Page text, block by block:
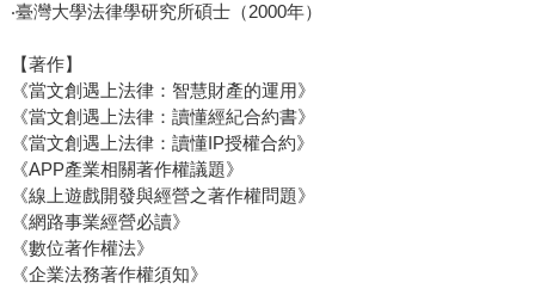
‧臺灣大學法律學研究所碩士（2000年）
【著作】
《當文創遇上法律：智慧財產的運用》
《當文創遇上法律：讀懂經紀合約書》
《當文創遇上法律：讀懂IP授權合約》
《APP產業相關著作權議題》
《線上遊戲開發與經營之著作權問題》
《網路事業經營必讀》
《數位著作權法》
《企業法務著作權須知》